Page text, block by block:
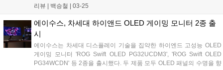
번 바이퍼 V4 프로는 출시 전부터 페이커 선수가 직접 테스트하
e스포츠 프로용 게이밍 마우스라고 할 수 있겠다....
리뷰 | 백승철 03-25
에이수스, 차세대 하이앤드 OLED 게이밍 모니터 2종 출
시
에이수스는 차세대 디스플레이 기술을 집약한 하이엔드 고성능 OLED
게이밍 모니터 'ROG Swift OLED PG32UCDM3', 'ROG Swift OLED
PG34WCDN' 등 2종을 출시했다. 두 제품 모두 OLED 패널의 수명을 향